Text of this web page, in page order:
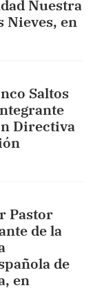
Nuestra
Nieves, en
Saltos
Directiva
Pastor
de la
de
en